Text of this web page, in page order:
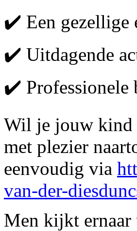
✔️ Een gezellige
✔️ Uitdagende
✔️ Professionele
Wil je jouw kind
met plezier
eenvoudig via
van-der-
Men kijkt